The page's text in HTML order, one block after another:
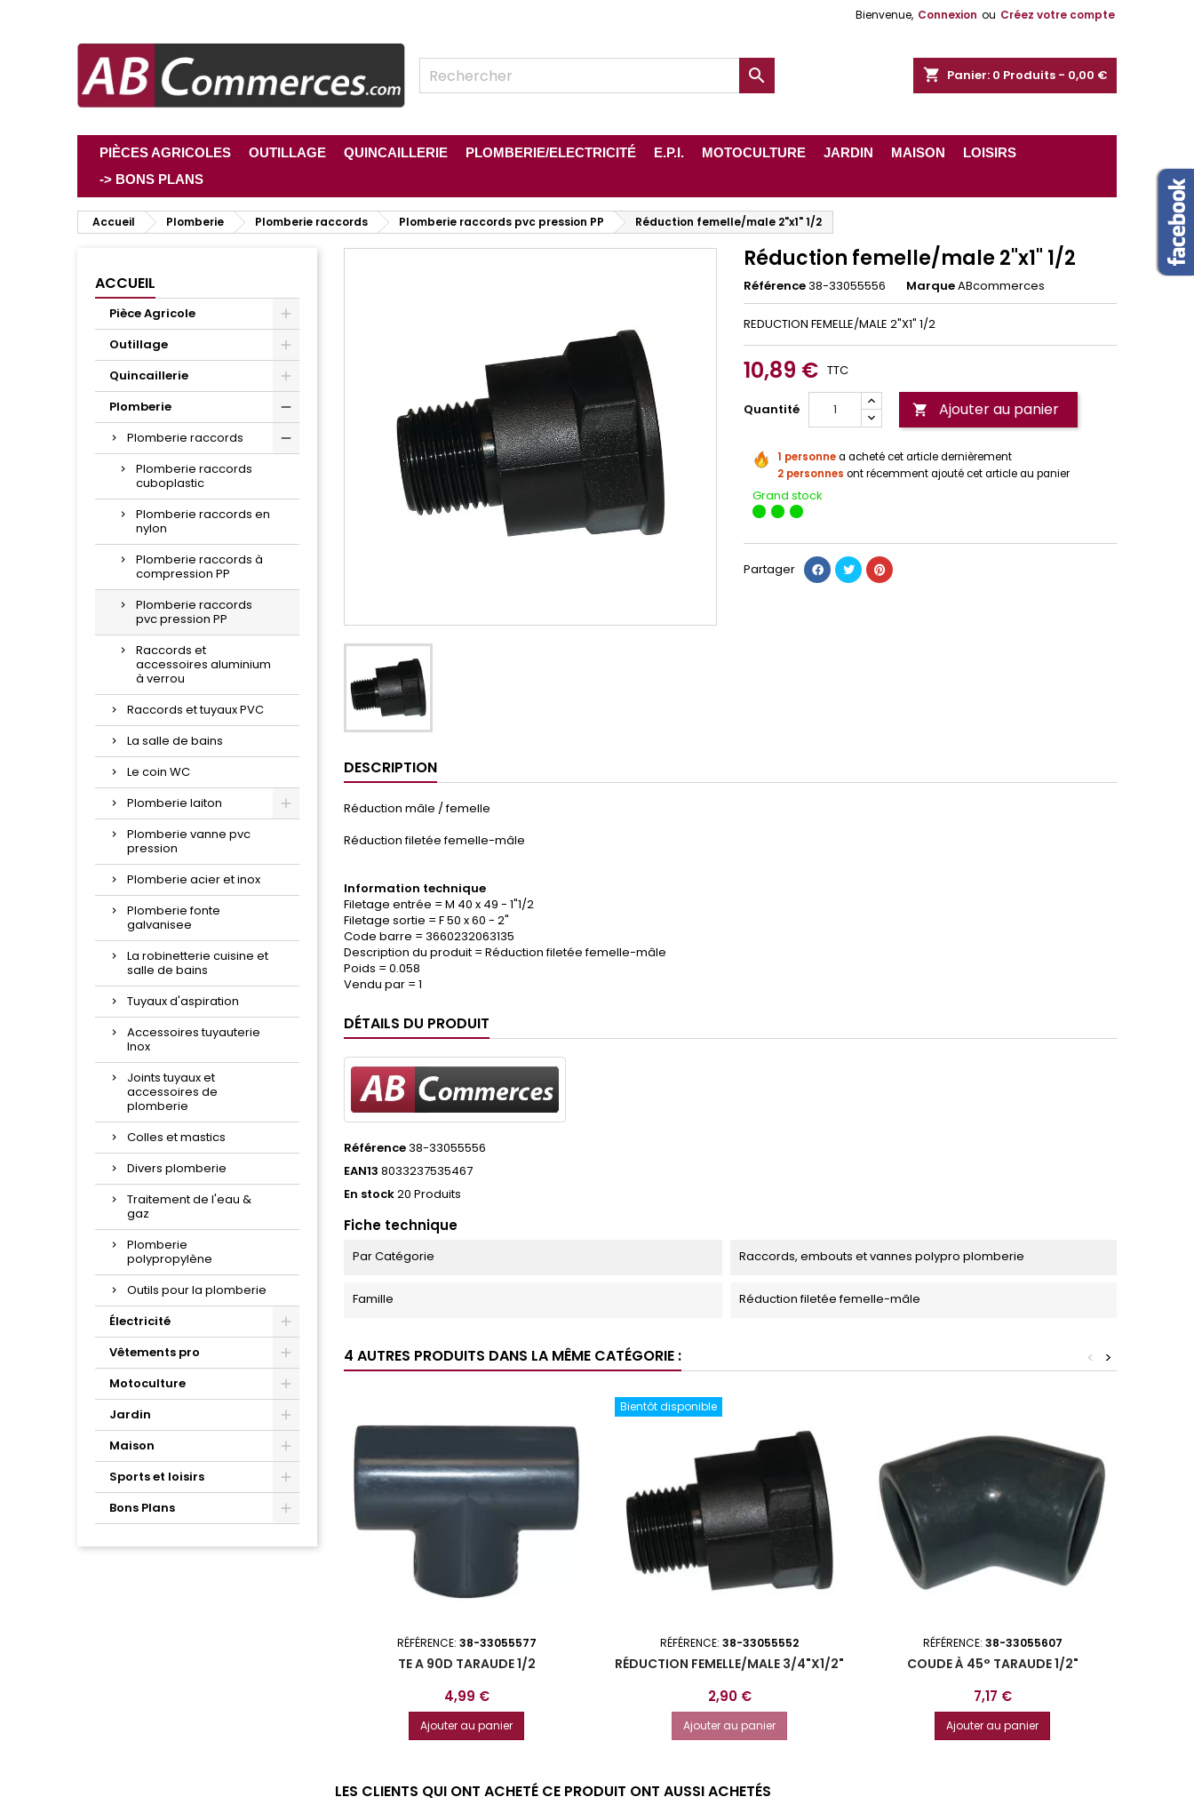
Bienvenue, Connexion ou Créez votre compte
shopping_cart Panier: 0 Produits - 0,00 €

PIÈCES AGRICOLES OUTILLAGE QUINCAILLERIE PLOMBERIE/ELECTRICITÉ E.P.I. MOTOCULTURE JARDIN MAISON
LOISIRS
-> BONS PLANS
Accueil Plomberie Plomberie raccords Plomberie raccords pvc pression PP Réduction femelle/male 2"x1" 1/2
ACCUEIL
Pièce Agricole
Outillage
Quincaillerie
Plomberie
Plomberie raccords
Plomberie raccords
cuboplastic
Plomberie raccords en
nylon
Plomberie raccords à
compression PP
Plomberie raccords
pvc pression PP
Raccords et
accessoires aluminium
à verrou
Raccords et tuyaux PVC
La salle de bains
Le coin WC
Plomberie laiton
Plomberie vanne pvc
pression
Plomberie acier et inox
Plomberie fonte
galvanisee
La robinetterie cuisine et
salle de bains
Tuyaux d'aspiration
Accessoires tuyauterie
Inox
Joints tuyaux et
accessoires de
plomberie
Colles et mastics
Divers plomberie
Traitement de l'eau &
gaz
Plomberie
polypropylène
Outils pour la plomberie
Électricité
Vêtements pro
Motoculture
Jardin
Maison
Sports et loisirs
Bons Plans
Réduction femelle/male 2"x1" 1/2
Référence38-33055556 MarqueABcommerces
REDUCTION FEMELLE/MALE 2"X1" 1/2
10,89 € TTC
Quantité  Ajouter au panier
1 personnea acheté cet article dernièrement
2 personnes ont récemment ajouté cet article au panier
Grand stock
Partager
DESCRIPTION
Réduction mâle / femelle
Réduction filetée femelle-mâle
Information technique
Filetage entrée = M 40 x 49 - 1"1/2
Filetage sortie = F 50 x 60 - 2"
Code barre = 3660232063135
Description du produit = Réduction filetée femelle-mâle
Poids = 0.058
Vendu par = 1
DÉTAILS DU PRODUIT
Référence38-33055556
EAN13 8033237535467
En stock20 Produits
Fiche technique
Par Catégorie Raccords, embouts et vannes polypro plomberie
Famille Réduction filetée femelle-mâle
4 AUTRES PRODUITS DANS LA MÊME CATÉGORIE : >
<
RÉFÉRENCE: 38-33055577
TE A 90D TARAUDE 1/2
Prix
4,99 €
Ajouter au panier
Bientôt disponible
RÉFÉRENCE: 38-33055552
RÉDUCTION FEMELLE/MALE 3/4"X1/2"
Prix
2,90 €
Ajouter au panier
RÉFÉRENCE: 38-33055607
COUDE À 45° TARAUDE 1/2"
Prix
7,17 €
Ajouter au panier
LES CLIENTS QUI ONT ACHETÉ CE PRODUIT ONT AUSSI ACHETÉS